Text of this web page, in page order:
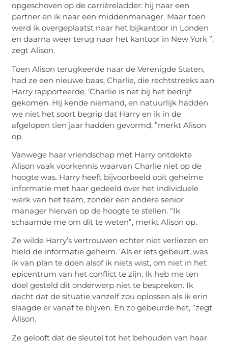
opgeschoven op de carrièreladder: hij naar een
partner en ik naar een middenmanager. Maar toen
werd ik overgeplaatst naar het bijkantoor in Londen
en daarna weer terug naar het kantoor in New York ”,
zegt Alison.
Toen Alison terugkeerde naar de Verenigde Staten,
had ze een nieuwe baas, Charlie, die rechtstreeks aan
Harry rapporteerde. ‘Charlie is net bij het bedrijf
gekomen. Hij kende niemand, en natuurlijk hadden
we niet het soort begrip dat Harry en ik in de
afgelopen tien jaar hadden gevormd, ”merkt Alison
op.
Vanwege haar vriendschap met Harry ontdekte
Alison vaak voorkennis waarvan Charlie niet op de
hoogte was. Harry heeft bijvoorbeeld ooit geheime
informatie met haar gedeeld over het individuele
werk van het team, zonder een andere senior
manager hiervan op de hoogte te stellen. “Ik
schaamde me om dit te weten”, merkt Alison op.
Ze wilde Harry’s vertrouwen echter niet verliezen en
hield de informatie geheim. ‘Als er iets gebeurt, was
ik van plan te doen alsof ik niets wist, om niet in het
epicentrum van het conflict te zijn. Ik heb me ten
doel gesteld dit onderwerp niet te bespreken. Ik
dacht dat de situatie vanzelf zou oplossen als ik erin
slaagde er vanaf te blijven. En zo gebeurde het, ”zegt
Alison.
Ze gelooft dat de sleutel tot het behouden van haar